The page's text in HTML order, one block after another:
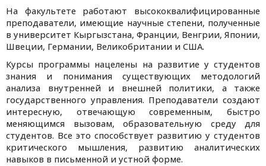
На факультете работают высококвалифицированные
преподаватели, имеющие научные степени, полученные
в университет Кыргызстана, Франции, Венгрии, Японии,
Швеции, Германии, Великобритании и США.
Курсы программы нацелены на развитие у студентов
знания и понимания существующих методологий
анализа внутренней и внешней политики, а также
государственного управления. Преподаватели создают
интересную, отвечающую современным, быстро
меняющимся вызовам, образовательную среду для
студентов. Все это способствует развитию у студентов
критического мышления, развитию аналитических
навыков в письменной и устной форме.